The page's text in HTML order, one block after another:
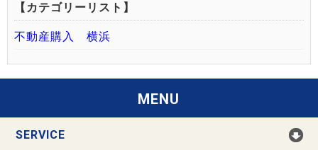
【カテゴリーリスト】
不動産購入 横浜
MENU
SERVICE